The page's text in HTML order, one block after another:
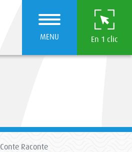
MENU En 1 clic
Conte Raconte